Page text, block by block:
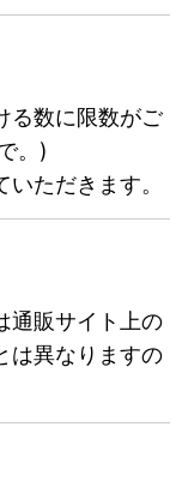
る数に限数がご
。)
ただきます。
通販サイト上の
は異なりますの